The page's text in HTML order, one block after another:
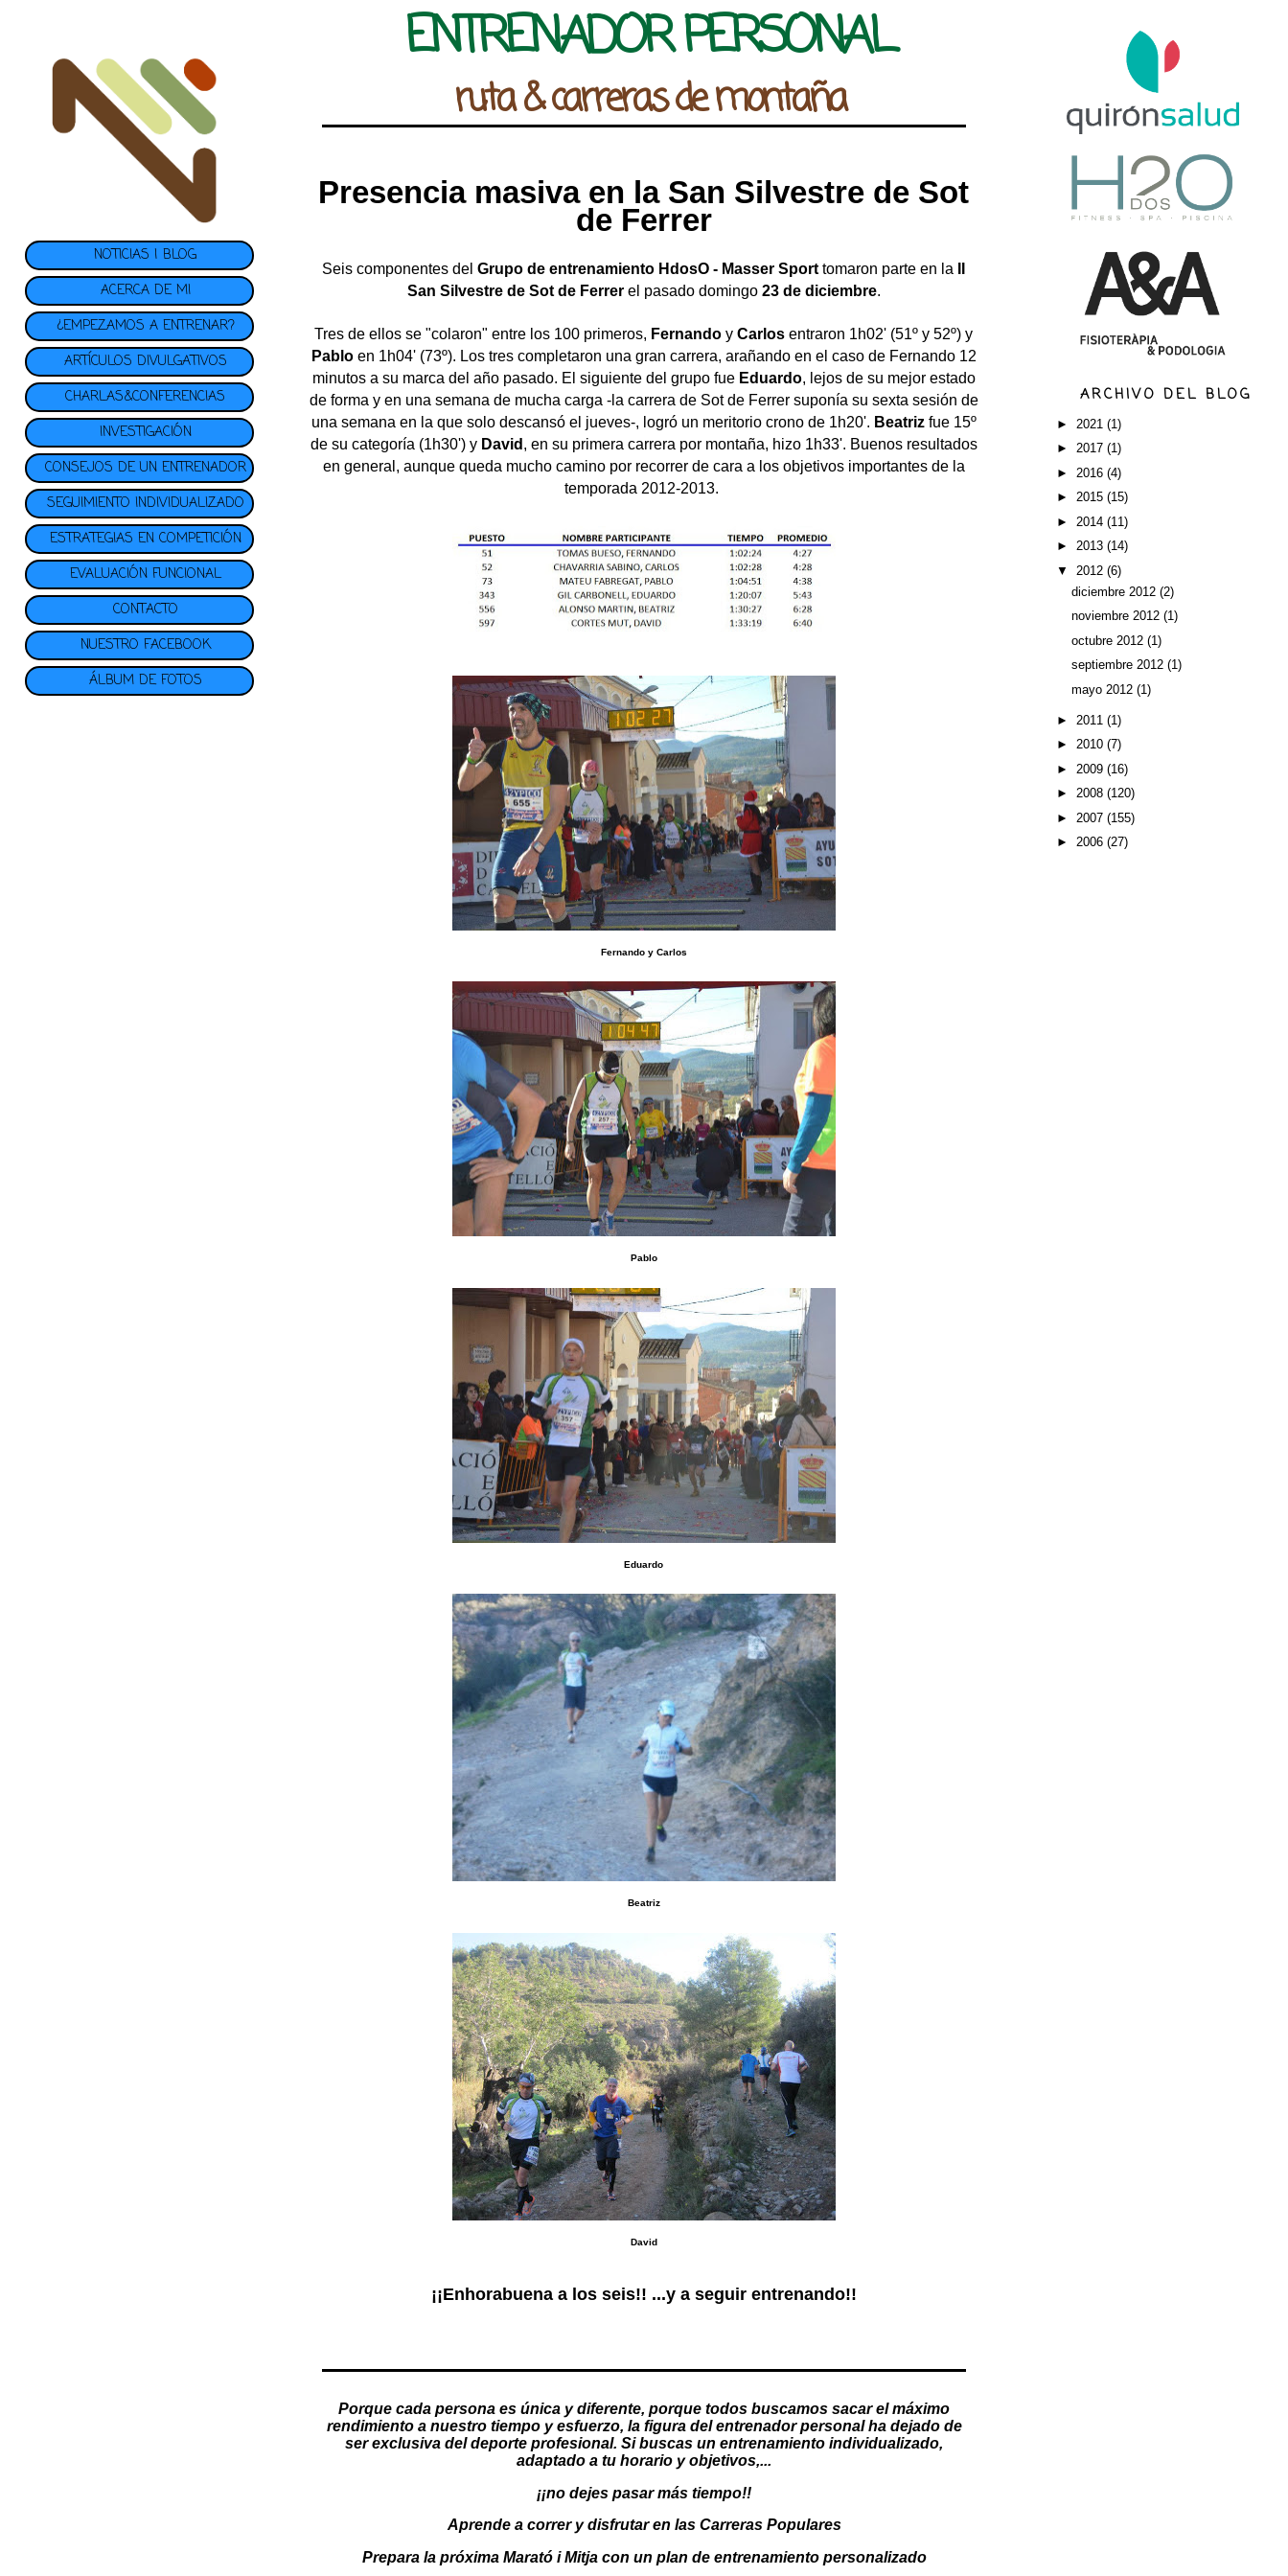
ENTRENADOR PERSONAL
ruta & carreras de montaña
NOTICIAS | BLOG
ACERCA DE MI
¿EMPEZAMOS A ENTRENAR?
ARTÍCULOS DIVULGATIVOS
CHARLAS&CONFERENCIAS
INVESTIGACIÓN
CONSEJOS DE UN ENTRENADOR
SEGUIMIENTO INDIVIDUALIZADO
ESTRATEGIAS EN COMPETICIÓN
EVALUACIÓN FUNCIONAL
CONTACTO
NUESTRO FACEBOOK
ÁLBUM DE FOTOS
Presencia masiva en la San Silvestre de Sot
de Ferrer
Seis componentes delGrupo de entrenamiento HdosO - Masser Sport tomaron parte en la
San Silvestre de Sot de Ferrerel pasado domingo 23 de diciembre.
Tres de ellos se "colaron" entre los 100 primeros, Fernando yCarlos entraron 1h02' (51º y 52º) y
Pabloen 1h04' (73º). Los tres completaron una gran carrera, arañando en el caso de Fernando 12
minutos a su marca del año pasado. El siguiente del grupo fue Eduardo, lejos de su mejor estado
de forma y en una semana de mucha carga -la carrera de Sot de Ferrer suponía su sexta sesión de
una semana en la que solo descansó el jueves-, logró un meritorio crono de 1h20'. Beatriz fue 15º
de su categoría (1h30') yDavid , en su primera carrera por montaña, hizo 1h33'. Buenos resultados
en general, aunque queda mucho camino por recorrer de cara a los objetivos importantes de la
temporada 2012-2013.
Fernando y Carlos
Pablo
Eduardo
Beatriz
David
¡¡Enhorabuena a los seis!! ...y a seguir entrenando!!
ARCHIVO DEL BLOG
► 2021(1)
►2017(1)
► 2016(4)
►2015(15)
► 2014(11)
►2013(14)
▼ 2012(6)
diciembre 2012 (2)
noviembre 2012 (1)
octubre 2012 (1)
septiembre 2012 (1)
mayo 2012 (1)
► 2011(1)
►2010(7)
► 2009(16)
►2008(120)
► 2007(155)
►2006(27)
Porque cada persona es única y diferente, porque todos buscamos sacar el máximo
rendimiento a nuestro tiempo y esfuerzo, la figura delentrenador personalha dejado de
ser exclusiva del deporte profesional. Si buscas un entrenamiento individualizado,
adaptado a tu horario y objetivos,...
¡¡no dejes pasar más tiempo!!
Aprende a correr y disfrutar en las Carreras Populares
Prepara la próxima Marató i Mitja con un plan de entrenamiento personalizado